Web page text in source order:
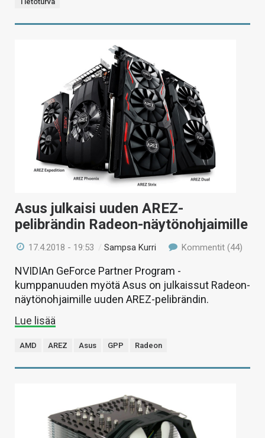
Asus julkaisi uuden AREZ-
pelibrändin Radeon-näytönohjaimille
17.4.2018 - 19:53 /Sampsa Kurri Kommentit (44)
NVIDIAn GeForce Partner Program -
kumppanuuden myötä Asus on julkaissut Radeon-
näytönohjaimille uuden AREZ-pelibrändin.
Lue lisää
AMD AREZ Asus GPP Radeon